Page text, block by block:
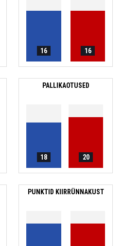
16 16
PALLIKAOTUSED
18 20
PUNKTID KIIRRÜNNAKUST